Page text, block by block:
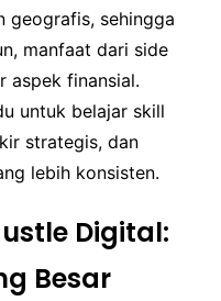
geografis, sehingga
manfaat dari side
aspek finansial.
untuk belajar skill
strategis, dan
lebih konsisten.
Digital:
Besar